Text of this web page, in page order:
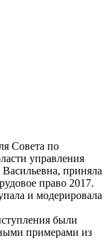
Совета по
управления
приняла
право 2017.
и модерировала
были
примерами из